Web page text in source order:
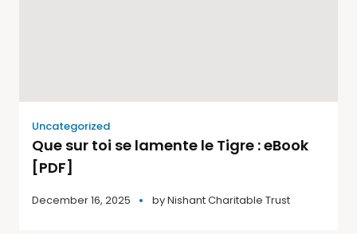
Uncategorized
Que sur toi se lamente le Tigre : eBook
[PDF]
December 16, 2025 byNishant Charitable Trust